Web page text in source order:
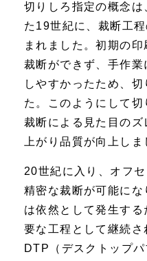
切りしろ指定の概念
た19世紀に、裁断工
まれました。初期の
裁断ができず、手作
しやすかったため、
た。このようにして切
裁断による見た目の
上がり品質が向上しま
20世紀に入り、オフ
精密な裁断が可能に
は依然として発生す
要な工程として継続さ
DTP（デスクトップ